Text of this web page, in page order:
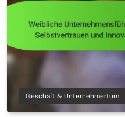
Geschäft & Unternehmertum